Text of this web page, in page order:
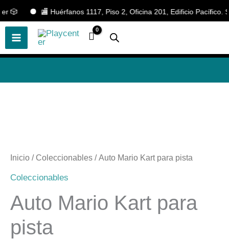
🎲 🏬 Huérfanos 1117, Piso 2, Oficina 201, Edificio Pacífico.
al
contenido
Inicio / Coleccionables / Auto Mario Kart para pista
Coleccionables
Auto Mario Kart para
pista
¡Descubre nuestras increíbles
ofertas!🎲
📢 ¡OFERTAS! 🔥